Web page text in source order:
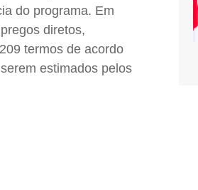
do programa. Em
diretos,
termos de acordo
estimados pelos